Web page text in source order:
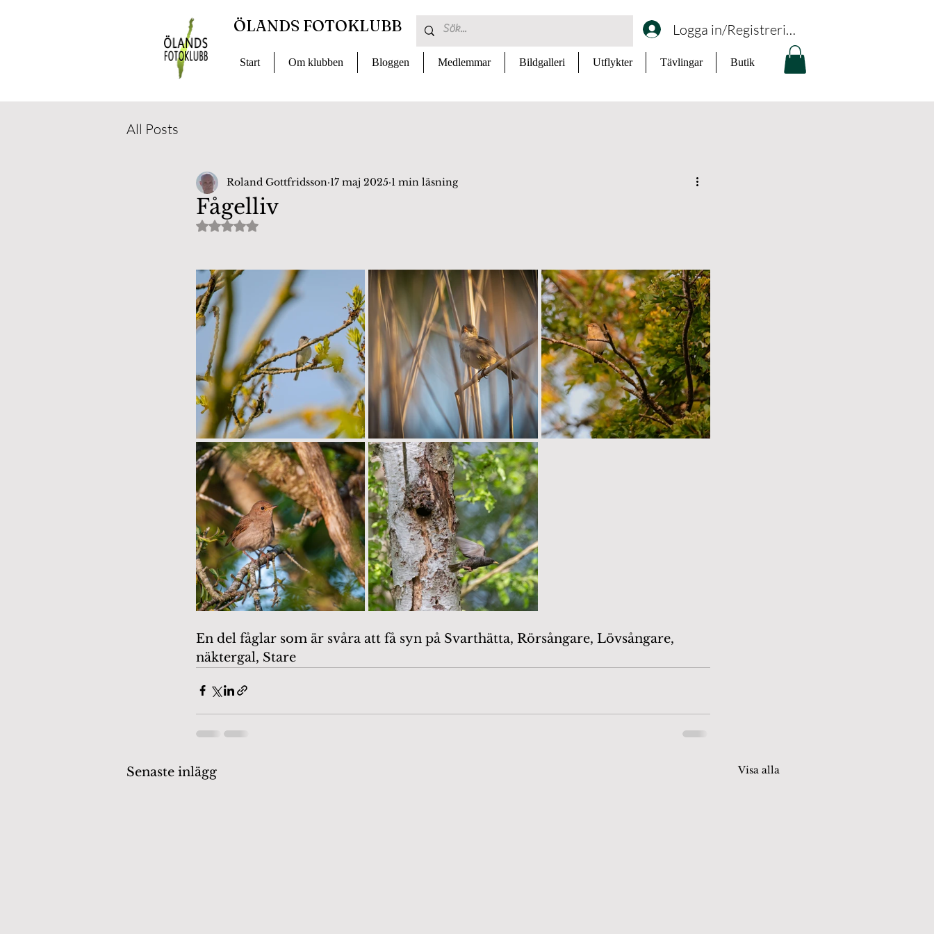
Logga in/Registrering
Start Om klubben Bloggen Medlemmar Bildgalleri Utflykter Tävlingar Butik
ÖLANDS FOTOKLUBB
All Posts
Fågelliv
Roland Gottfridsson 17 maj 2025 1 min läsning
Betygsatt till NaN av 5 stjärnor.
En del fåglar som är svåra att få syn på Svarthätta, Rörsångare, Lövsångare,
näktergal, Stare
Senaste inlägg Visa alla